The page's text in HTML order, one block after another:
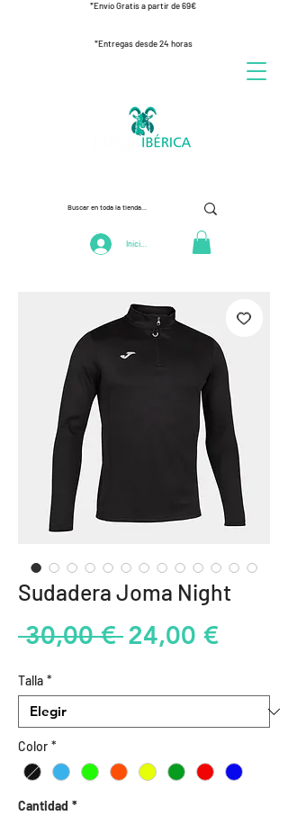
*Envío Gratis a partir de 69€
*Entregas desde 24 horas
Iniciar Sesión
Sudadera Joma Night
30,00 € Precio
24,00 €Precio
oferta
Talla *
Color *
Cantidad *